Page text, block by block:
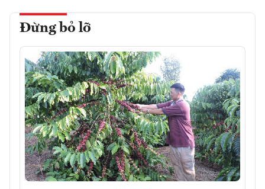
Đừng bỏ lỡ